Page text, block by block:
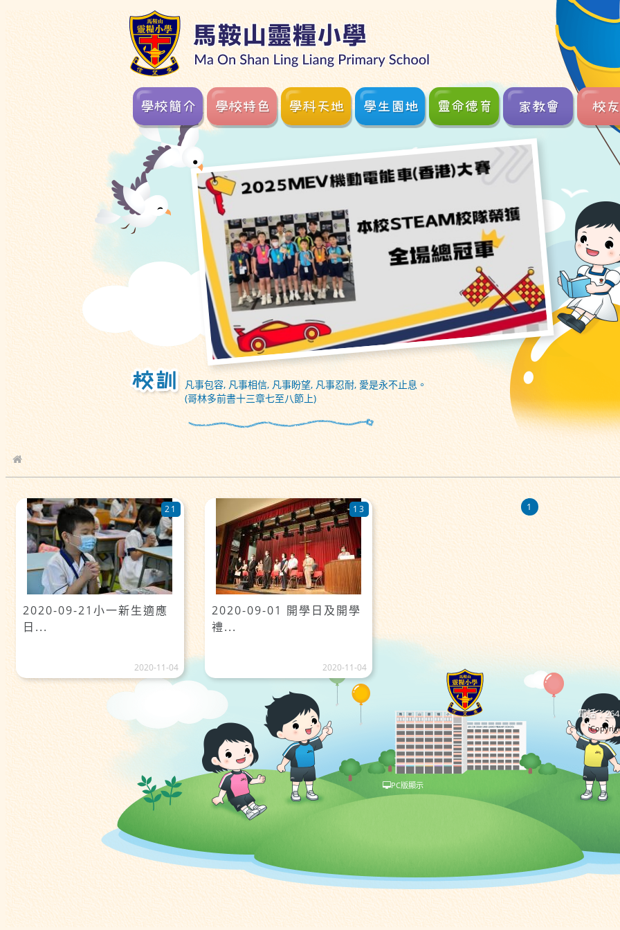
凡事包容, 凡事相信, 凡事盼望, 凡事忍耐, 愛是永不止息。
(哥林多前書十三章七至八節上)
校園相簿
2020-09-21小一新生適應
日...
21
2020-11-04
2020-09-01 開學日及開學
禮...
13
2020-11-04
1
電話：
PC版顯示